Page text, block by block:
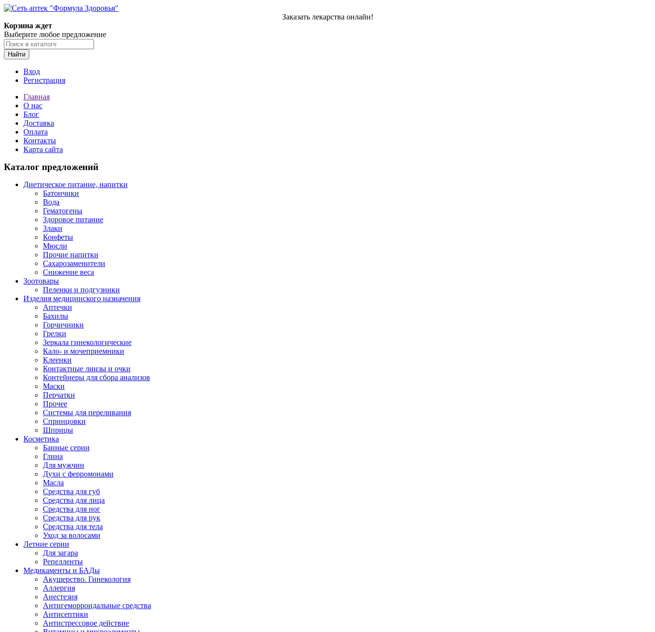
Заказать лекарства онлайн!
Корзина ждет
Выберите любое предложение
Найти
Вход
Регистрация
Главная
О нас
Блог
Доставка
Оплата
Контакты
Карта сайта
Каталог предложений
Диетическое питание, напитки
Батончики
Вода
Гематогены
Здоровое питание
Злаки
Конфеты
Мюсли
Прочие напитки
Сахарозаменители
Снижение веса
Зоотовары
Пеленки и подгузники
Изделия медицинского назначения
Аптечки
Бахилы
Горчичники
Грелки
Зеркала гинекологические
Кало- и мочеприемники
Клеенки
Контактные линзы и очки
Контейнеры для сбора анализов
Маски
Перчатки
Прочее
Системы для переливания
Спринцовки
Шприцы
Косметика
Банные серии
Глина
Для мужчин
Духи с ферромонами
Масла
Средства для губ
Средства для лица
Средства для ног
Средства для рук
Средства для тела
Уход за волосами
Летние серии
Для загара
Репелленты
Медикаменты и БАДы
Акушерство. Гинекология
Аллергия
Анестезия
Антигеморроидальные средства
Антисептики
Антистрессовое действие